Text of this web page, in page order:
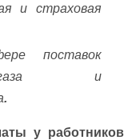
и страховая
поставок
газа и
.
у работников